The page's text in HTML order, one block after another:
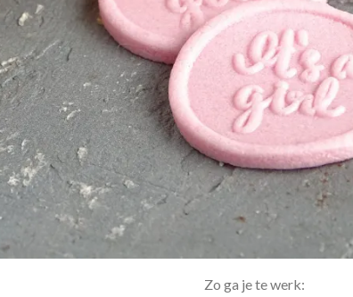
Zo ga je te werk: